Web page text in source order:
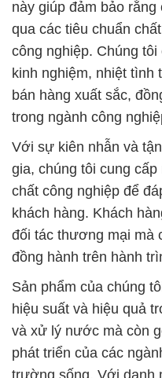
này giúp đảm bảo
qua các tiêu chuẩn
công nghiệp. Chúng
kinh nghiệm, nhiệt tình
bán hàng xuất sắc,
trong ngành công
Với sự kiên nhẫn và
gia, chúng tôi cung
chất công nghiệp để
khách hàng. Khách
đối tác thương mại mà
đồng hành trên hành
Sản phẩm của chúng
hiệu suất và hiệu quả
và xử lý nước mà còn
phát triển của các